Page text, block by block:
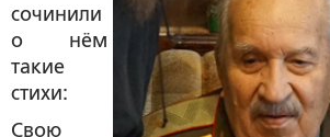
сочинили
о нём
такие
стихи:
Свою